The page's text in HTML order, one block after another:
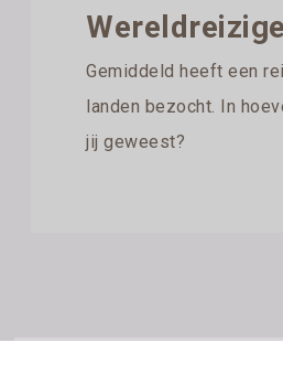
Gemiddeld heeft een
landen bezocht. In
jij geweest?